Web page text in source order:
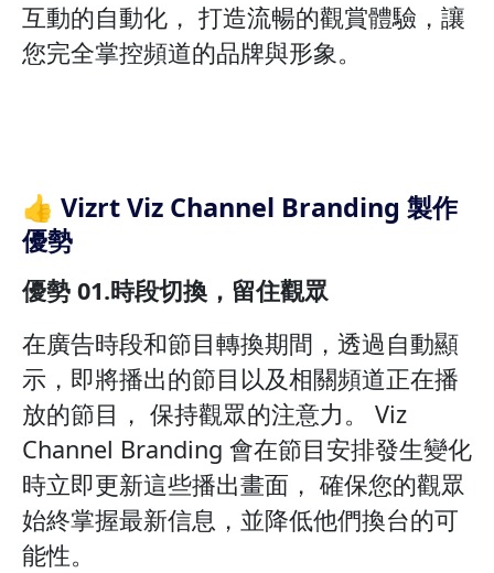
互動的自動化， 打造流暢的觀賞體驗，讓
您完全掌控頻道的品牌與形象。
👍 Vizrt Viz Channel Branding 製作
優勢
優勢 01.時段切換，留住觀眾
在廣告時段和節目轉換期間，透過自動顯
示，即將播出的節目以及相關頻道正在播
放的節目， 保持觀眾的注意力。 Viz
Channel Branding 會在節目安排發生變化
時立即更新這些播出畫面， 確保您的觀眾
始終掌握最新信息，並降低他們換台的可
能性。